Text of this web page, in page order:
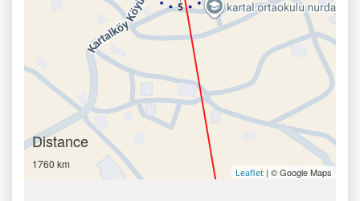
Distance
1760 km
Leaflet | © Google Maps